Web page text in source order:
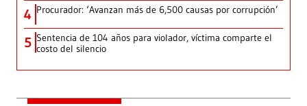
4 Procurador: ‘Avanzan más de 6,500 causas por corrupción’
5 Sentencia de 104 años para violador, víctima comparte el
costo del silencio